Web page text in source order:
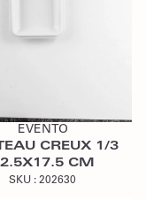
EVENTO
CREUX 1/3
CM
SKU : 202630